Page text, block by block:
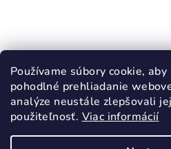
Používame súbory cookie,
pohodlné prehliadanie
analýze neustále zlepšovali
použiteľnosť. Viac informácií